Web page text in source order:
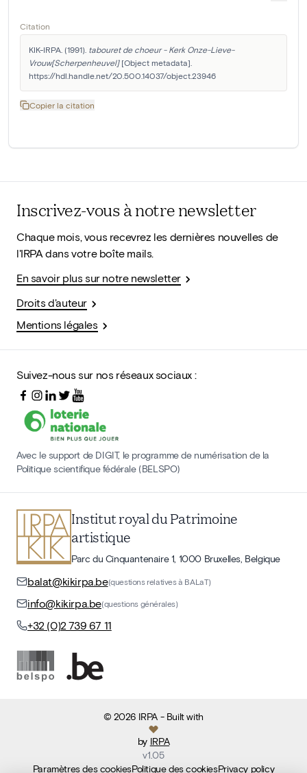
Citation
KIK-IRPA. (1991). tabouret de choeur - Kerk Onze-Lieve-
Vrouw[Scherpenheuvel] [Object metadata].
https://hdl.handle.net/20.500.14037/object.23946
Copier la citation
Inscrivez-vous à notre newsletter
Chaque mois, vous recevrez les dernières nouvelles de
l'IRPA dans votre boîte mails.
En savoir plus sur notre newsletter
Droits d'auteur
Mentions légales
Suivez-nous sur nos réseaux sociaux :
Avec le support de DIGIT, le programme de numérisation de la
Politique scientifique fédérale (BELSPO)
Institut royal du Patrimoine
artistique
Parc du Cinquantenaire 1, 1000 Bruxelles, Belgique
balat@kikirpa.be(questions relatives à BALaT)
info@kikirpa.be(questions générales)
+32 (0)2 739 67 11
©2026 IRPA- Built with
by IRPA
v1.05
Paramètres des cookiesPolitique des cookiesPrivacy policy